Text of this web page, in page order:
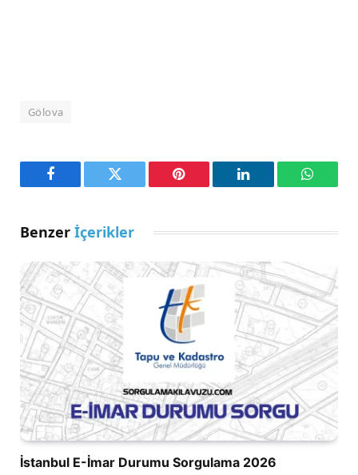
Gölova
Facebook Twitter Pinterest LinkedIn
Benzer İçerikler
İstanbul E-İmar Durumu Sorgulama 2026